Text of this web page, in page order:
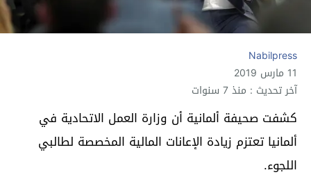
Nabilpress
11 مارس 2019
آخر تحديث : منذ 7 سنوات
كشفت صحيفة ألمانية أن وزارة العمل الاتحادية في
ألمانيا تعتزم زيادة الإعانات المالية المخصصة لطالبي
اللجوء.